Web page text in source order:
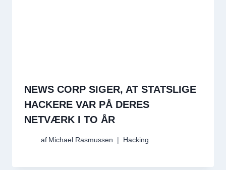
NEWS CORP SIGER, AT STATSLIGE
HACKERE VAR PÅ DERES
NETVÆRK I TO ÅR
af Michael Rasmussen Hacking